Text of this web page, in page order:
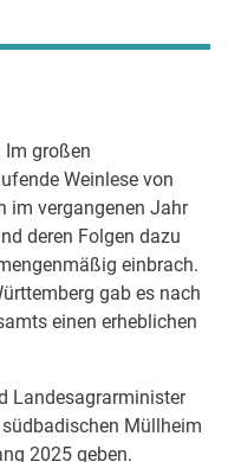
Im großen
Weinlese von
im vergangenen Jahr
deren Folgen dazu
einbrach.
gab es nach
einen erheblichen
Landesagrarminister
Müllheim
2025 geben.